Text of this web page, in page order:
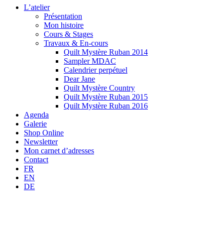
L’atelier
Présentation
Mon histoire
Cours & Stages
Travaux & En-cours
Quilt Mystère Ruban 2014
Sampler MDAC
Calendrier perpétuel
Dear Jane
Quilt Mystère Country
Quilt Mystère Ruban 2015
Quilt Mystère Ruban 2016
Agenda
Galerie
Shop Online
Newsletter
Mon carnet d’adresses
Contact
FR
EN
DE